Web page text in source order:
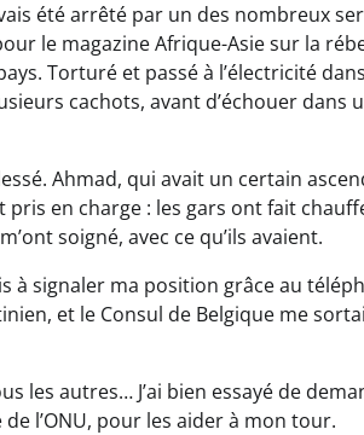
été arrêté par un des nombreux
le magazine Afrique-Asie sur la
Torturé et passé à l’électricité
cachots, avant d’échouer dans
Ahmad, qui avait un certain
en charge : les gars ont fait
soigné, avec ce qu’ils avaient.
à signaler ma position grâce au
et le Consul de Belgique me
les autres… J’ai bien essayé de
l’ONU, pour les aider à mon tour.